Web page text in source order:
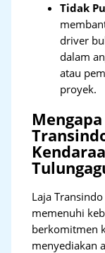
Tidak
driver
dalam
atau
proyek.
Laja
memenuhi
berkomitmen
menyediakan